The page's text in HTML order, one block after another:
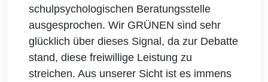
schulpsychologischen Beratungsstelle
ausgesprochen. Wir GRÜNEN sind sehr
glücklich über dieses Signal, da zur Debatte
stand, diese freiwillige Leistung zu
streichen. Aus unserer Sicht ist es immens